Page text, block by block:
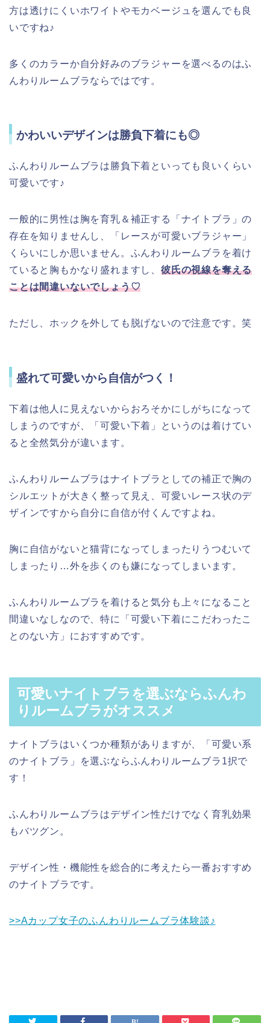
方は透けにくいホワイトやモカベージュを選んでも良
いですね♪
多くのカラーか自分好みのブラジャーを選べるのはふ
んわりルームブラならではです。
かわいいデザインは勝負下着にも◎
ふんわりルームブラは勝負下着といっても良いくらい
可愛いです♪
一般的に男性は胸を育乳＆補正する「ナイトブラ」の
存在を知りませんし、「レースが可愛いブラジャー」
くらいにしか思いません。ふんわりルームブラを着け
ていると胸もかなり盛れますし、 彼氏の視線を奪える
ことは間違いないでしょう♡
ただし、ホックを外しても脱げないので注意です。笑
盛れて可愛いから自信がつく！
下着は他人に見えないからおろそかにしがちになって
しまうのですが、「可愛い下着」というのは着けてい
ると全然気分が違います。
ふんわりルームブラはナイトブラとしての補正で胸の
シルエットが大きく整って見え、可愛いレース状のデ
ザインですから自分に自信が付くんですよね。
胸に自信がないと猫背になってしまったりうつむいて
しまったり…外を歩くのも嫌になってしまいます。
ふんわりルームブラを着けると気分も上々になること
間違いなしなので、特に「可愛い下着にこだわったこ
とのない方」におすすめです。
可愛いナイトブラを選ぶならふんわ
りルームブラがオススメ
ナイトブラはいくつか種類がありますが、「可愛い系
のナイトブラ」を選ぶならふんわりルームブラ1択で
す！
ふんわりルームブラはデザイン性だけでなく育乳効果
もバツグン。
デザイン性・機能性を総合的に考えたら一番おすすめ
のナイトブラです。
>>Aカップ女子のふんわりルームブラ体験談♪